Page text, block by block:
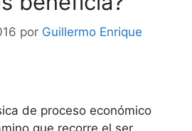
por Guillermo Enrique
de proceso económico
que recorre el ser